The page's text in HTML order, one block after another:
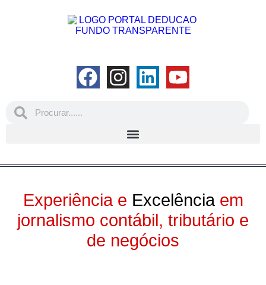
Experiência e Excelência em
jornalismo contábil, tributário e
de negócios